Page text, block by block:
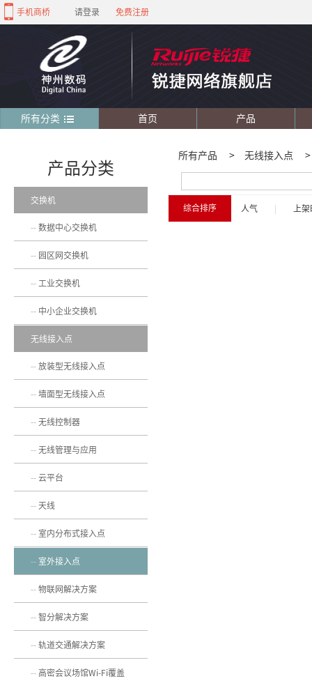
手机商桥 请登录 免费注册
所有分类 首页 产品
所有产品 > 无线接入点 >
综合排序 人气 上
产品分类
交换机
数据中心交换机
园区网交换机
工业交换机
中小企业交换机
无线接入点
放装型无线接入点
墙面型无线接入点
无线控制器
无线管理与应用
云平台
天线
室内分布式接入点
室外接入点
物联网解决方案
智分解决方案
轨道交通解决方案
高密会议场馆Wi-Fi覆盖